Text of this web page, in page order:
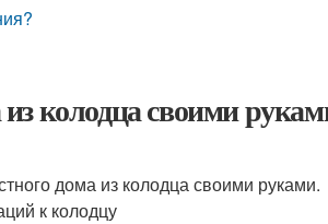
колодца своими